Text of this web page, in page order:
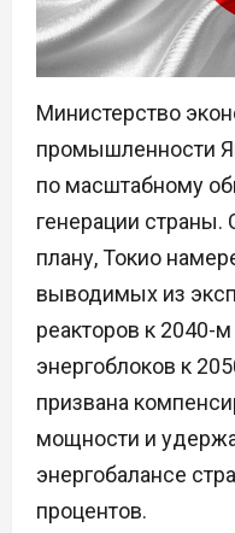
Министерство
промышленности
по масштабному
генерации
плану, Токио
выводимых из
реакторов к 2040-
энергоблоков к
призвана
мощности и
энергобалансе
процентов.